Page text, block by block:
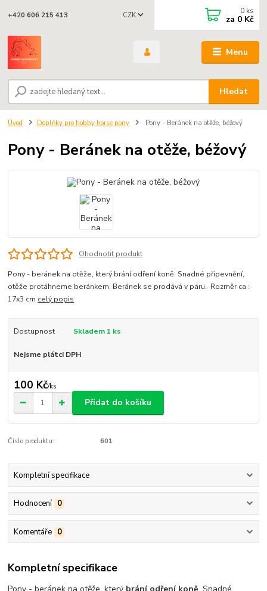
Menu
CZK
Hledat
+420 606 215 413 0 ks
za 0 Kč
Úvod Doplňky pro hobby horse pony Pony - Beránek na otěže, béžový
Pony - Beránek na otěže, béžový
Ohodnotit produkt
Pony - beránek na otěže, který brání odření koně. Snadné připevnění,
otěže protáhneme beránkem. Beránek se prodává v páru. Rozměr ca :
17x3 cm celý popis
Dostupnost Skladem 1 ks
Nejsme plátci DPH
100 Kč/ks
Přidat do košíku
Číslo produktu: 601
Kompletní specifikace
Hodnocení 0
Komentáře 0
Kompletní specifikace